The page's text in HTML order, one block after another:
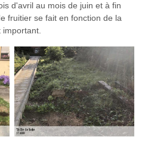
d'avril au mois de juin et à fin
fruitier se fait en fonction de la
important.